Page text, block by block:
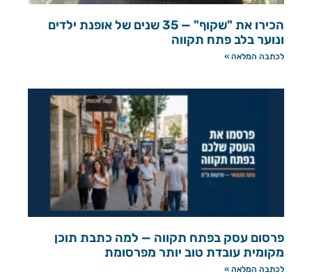
הכירו את "שקוף" — 35 שנים של אופנת ילדים
ונוער בלב פתח תקווה
לכתבה המלאה »
פרסום עסק בפתח תקווה — למה כתבת תוכן
מקומית עובדת טוב יותר מפרסומת
לכתבה המלאה »